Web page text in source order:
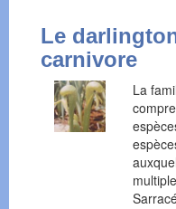
Le
carnivore
La